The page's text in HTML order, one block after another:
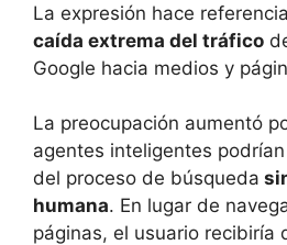
La expresión hace
caída extrema del tráfico
Google hacia medios y
La preocupación aumentó
agentes inteligentes
del proceso de búsqueda
humana. En lugar de
páginas, el usuario recibiría